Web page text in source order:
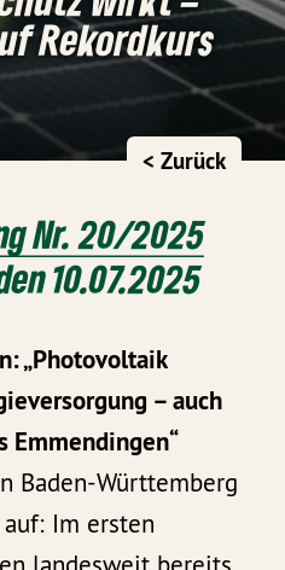
Rekordkurs
< Zurück
Nr. 20/2025
10.07.2025
„Photovoltaik
– auch
Emmendingen“
Baden-Württemberg
Im ersten